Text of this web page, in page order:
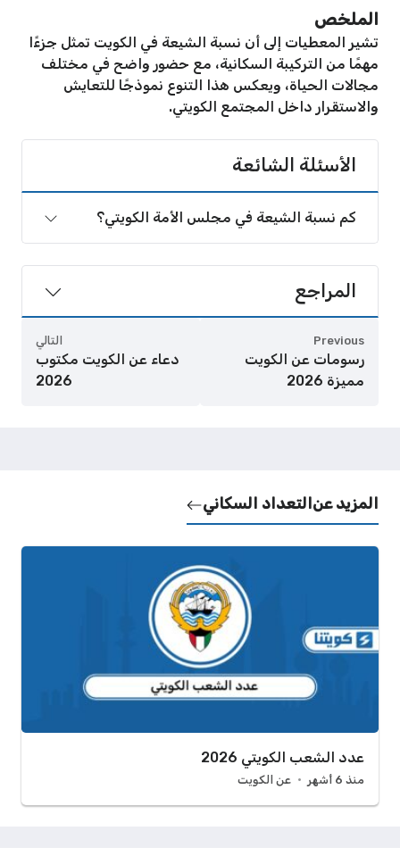
الملخص
تشير المعطيات إلى أن نسبة الشيعة في الكويت تمثل جزءًا
مهمًا من التركيبة السكانية، مع حضور واضح في مختلف
مجالات الحياة، ويعكس هذا التنوع نموذجًا للتعايش
والاستقرار داخل المجتمع الكويتي.
الأسئلة الشائعة
كم نسبة الشيعة في مجلس الأمة الكويتي؟
المراجع
Previous
رسومات عن الكويت
مميزة 2026
التالي
دعاء عن الكويت مكتوب
2026
المزيد عنالتعداد السكاني
عدد الشعب الكويتي 2026
منذ 6 أشهر عن الكويت